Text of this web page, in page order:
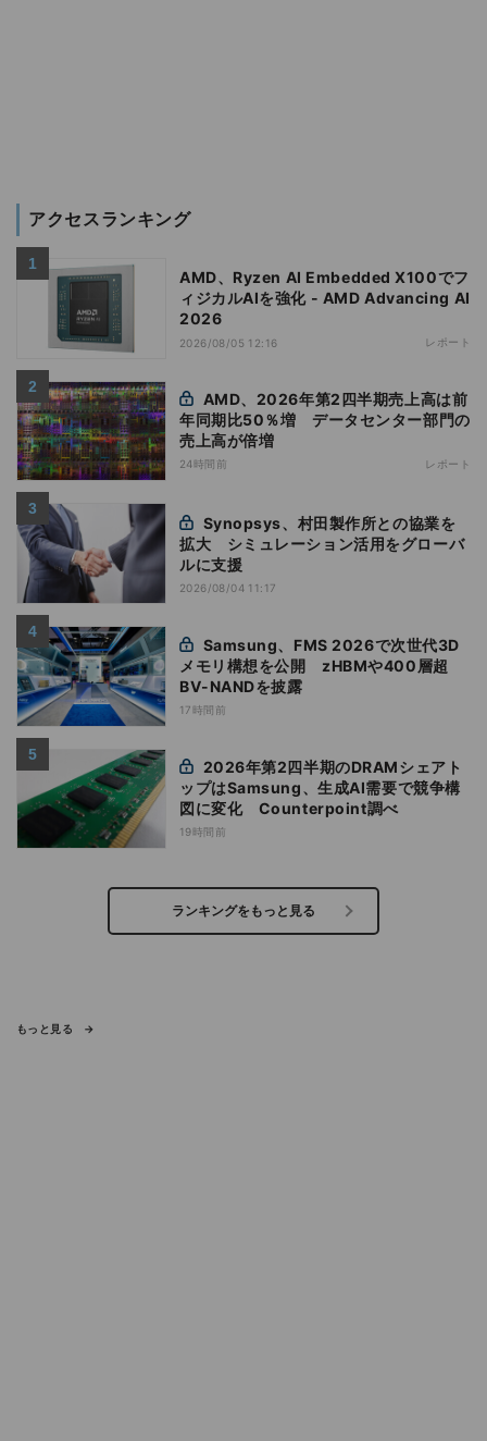
アクセスランキング
AMD、Ryzen AI Embedded X100でフ
ィジカルAIを強化 - AMD Advancing AI
2026
2026/08/05 12:16 レポート
年同期比50％増 データセンター部門の
売上高が倍増
24時間前 レポート
拡大 シミュレーション活用をグローバ
ルに支援
2026/08/04 11:17
メモリ構想を公開 zHBMや400層超
BV-NANDを披露
17時間前
ップはSamsung、生成AI需要で競争構
図に変化 Counterpoint調べ
19時間前
ランキングをもっと見る
もっと見る